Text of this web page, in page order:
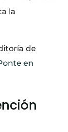
la
de
en